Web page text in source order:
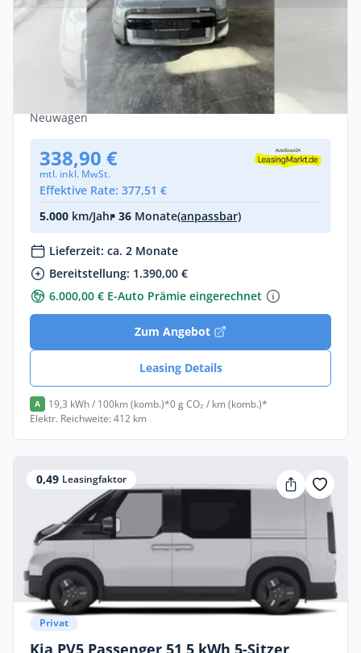
Kia PV5 71,2 kWh Elite - Verfügbar ab
KW41
Automatik • 163 PS (120 kW)
Neuwagen
338,90 €
mtl. inkl. MwSt.
Effektive Rate: 377,51 €
5.000 km/Jahr• 36 Monate(anpassbar)
Lieferzeit: ca. 2 Monate
Bereitstellung: 1.390,00 €
6.000,00 € E-Auto Prämie eingerechnet
Zum Angebot
Leasing Details
A 19,3 kWh / 100km (komb.)*0 g CO₂ / km (komb.)*
Elektr. Reichweite: 412 km
0,49 Leasingfaktor
Privat